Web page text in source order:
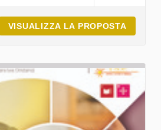
VISUALIZZA LA PROPOSTA